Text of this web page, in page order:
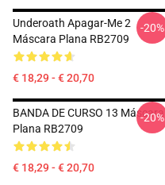
Underoath Apagar-Me 2
Máscara Plana RB2709
€ 18,29 - € 20,70
-20%
BANDA DE CURSO 13 Máscara
Plana RB2709
€ 18,29 - € 20,70
-20%